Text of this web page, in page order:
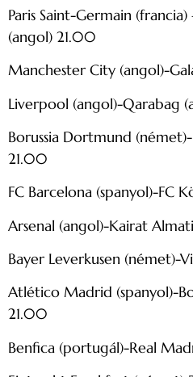
Paris Saint-Germain
(angol) 21.00
Manchester City (angol)-
Liverpool (angol)-Qarabag
Borussia Dortmund
21.00
FC Barcelona (spanyol)-FC
Arsenal (angol)-Kairat
Bayer Leverkusen (német)-
Atlético Madrid (spanyol)-
21.00
Benfica (portugál)-Real